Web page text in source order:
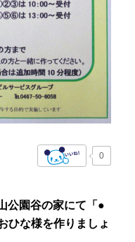
0
公園谷の家にて「●
ひな様を作りましょ